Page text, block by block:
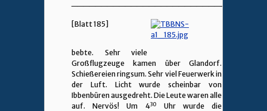
[Blatt 185]
bebte. Sehr viele
Großflugzeuge kamen über Glandorf.
Schießereien ringsum. Sehr viel Feuerwerk in
der Luft. Licht wurde scheinbar von
Ibbenbüren ausgedreht. Die Leute waren alle
auf. Nervös! Um 430
Uhr wurde die